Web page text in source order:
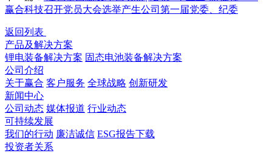
赢合科技召开党员大会选举产生公司第一届党委、纪委
返回列表
产品及解决方案
锂电装备解决方案 固态电池装备解决方案
公司介绍
关于赢合 客户服务 全球战略 创新研发
新闻中心
公司动态 媒体报道 行业动态
可持续发展
我们的行动 廉洁诚信 ESG报告下载
投资者关系